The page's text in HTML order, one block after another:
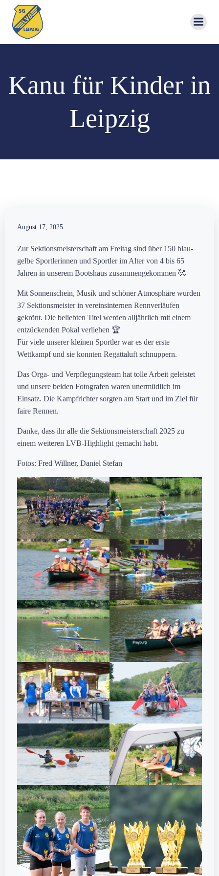
Kanu für Kinder in
Leipzig
August 17, 2025
Zur Sektionsmeisterschaft am Freitag sind über 150 blau-
gelbe Sportlerinnen und Sportler im Alter von 4 bis 65
Jahren in unserem Bootshaus zusammengekommen 🥰
Mit Sonnenschein, Musik und schöner Atmosphäre wurden
37 Sektionsmeister in vereinsinternen Rennverläufen
gekrönt. Die beliebten Titel werden alljährlich mit einem
entzückenden Pokal verliehen 🏆
Für viele unserer kleinen Sportler war es der erste
Wettkampf und sie konnten Regattaluft schnuppern.
Das Orga- und Verpflegungsteam hat tolle Arbeit geleistet
und unsere beiden Fotografen waren unermüdlich im
Einsatz. Die Kampfrichter sorgten am Start und im Ziel für
faire Rennen.
Danke, dass ihr alle die Sektionsmeisterschaft 2025 zu
einem weiteren LVB-Highlight gemacht habt.
Fotos: Fred Willner, Daniel Stefan